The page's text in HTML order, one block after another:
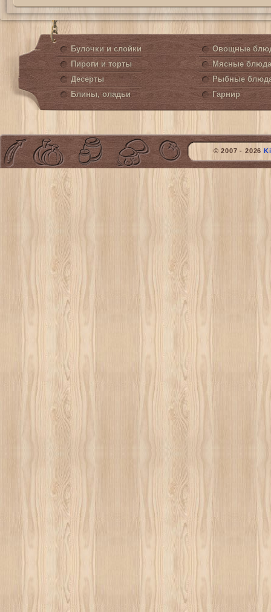
Булочки и слойки
Пироги и торты
Десерты
Блины, оладьи
Овощные
Мясные блюда
Рыбные
Гарнир
© 2007 - 2026